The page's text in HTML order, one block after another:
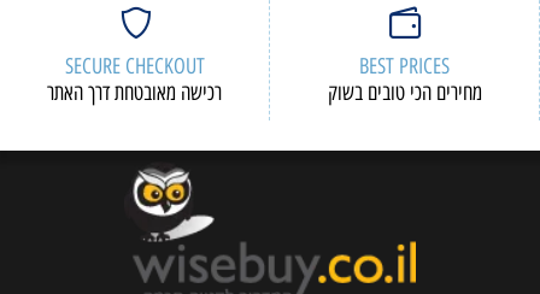
BEST PRICES
מחירים הכי טובים בשוק
SECURE CHECKOUT
רכישה מאובטחת דרך האתר